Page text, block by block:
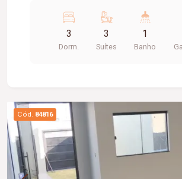
planejados e banheira de
suíte com armários planejados *
conjugada com área gourmet ampla *
pequenos * Portão eletrônico * 2
maior comodidade e acessibilidade *
solar atendendo as 3 suítes,
mais economia e eficiência
3
Dorm.
3
Suítes
1
Banho
Cód. 84816